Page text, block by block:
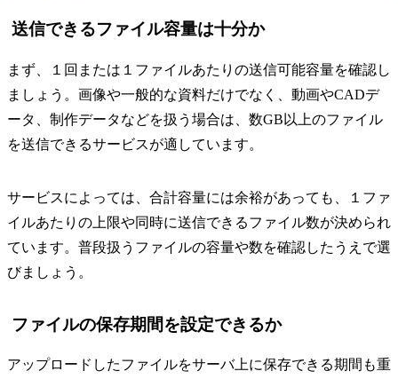
送信できるファイル容量は十分か
まず、１回または１ファイルあたりの送信可能容量を確認し
ましょう。画像や一般的な資料だけでなく、動画やCADデ
ータ、制作データなどを扱う場合は、数GB以上のファイル
を送信できるサービスが適しています。
サービスによっては、合計容量には余裕があっても、１ファ
イルあたりの上限や同時に送信できるファイル数が決められ
ています。普段扱うファイルの容量や数を確認したうえで選
びましょう。
ファイルの保存期間を設定できるか
アップロードしたファイルをサーバ上に保存できる期間も重